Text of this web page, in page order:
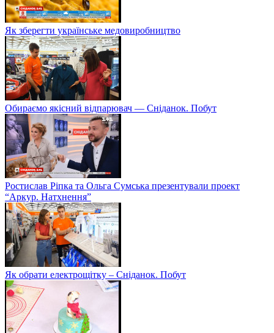
Як зберегти українське медовиробництво
Обираємо якісний відпарювач — Сніданок. Побут
Ростислав Ріпка та Ольга Сумська презентували проект
“Аркур. Натхнення”
Як обрати електрощітку – Сніданок. Побут